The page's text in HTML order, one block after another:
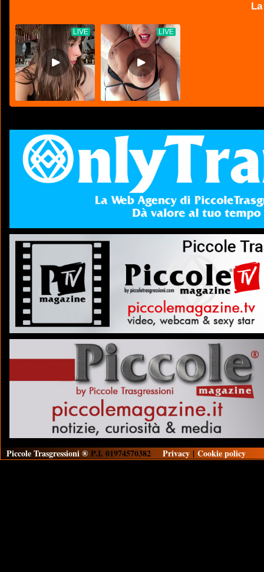
Piccole Trasgressioni ® P.I. 01974570382 Privacy | Cookie policy